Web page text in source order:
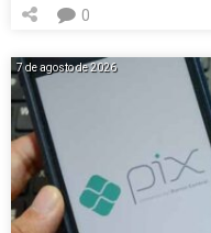
0
7 de agosto de 2026